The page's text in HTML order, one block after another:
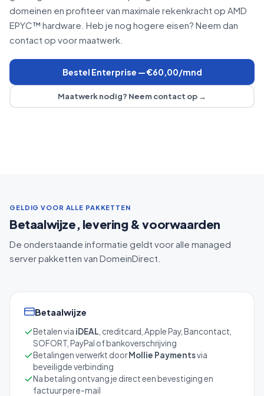
domeinen en profiteer van maximale rekenkracht op AMD
EPYC™ hardware. Heb je nog hogere eisen? Neem dan
contact op voor maatwerk.
Bestel Enterprise — €60,00/mnd
Maatwerk nodig? Neem contact op →
GELDIG VOOR ALLE PAKKETTEN
Betaalwijze, levering & voorwaarden
De onderstaande informatie geldt voor alle managed
server pakketten van DomeinDirect.
Betaalwijze
Betalen via iDEAL , creditcard, Apple Pay, Bancontact,
SOFORT, PayPal of bankoverschrijving
Betalingen verwerkt doorMollie Paymentsvia
beveiligde verbinding
Na betaling ontvang je direct een bevestiging en
factuur per e-mail